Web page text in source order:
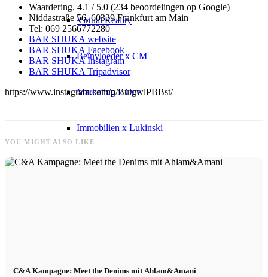
Virtual Reality
Beïnvloeder x CM
Marketing x One
Immobilien x Lukinski
Magazine x FIV
Beïnvloeder x CM
Waardering. 4.1 / 5.0 (234 beoordelingen op Google)
Niddastraße 56, 60329 Frankfurt am Main
Tel: 069 2566772280
BAR SHUKA website
BAR SHUKA Facebook
BAR SHUKA Instagram
BAR SHUKA Tripadvisor
https://www.instagram.com/p/ButgwlPBBst/
YOU MIGHT ALSO LIKE
C&A Kampagne: Meet the Denims mit Ahlam&Amani